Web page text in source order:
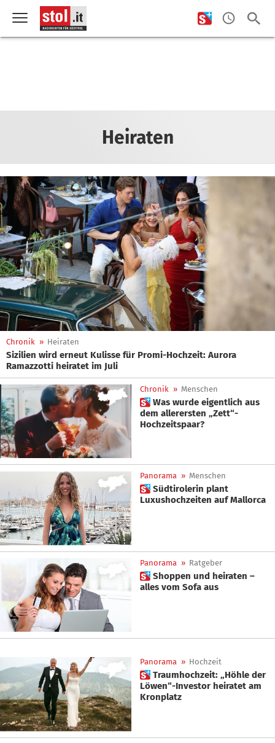
Heiraten
Chronik » Heiraten
Sizilien wird erneut Kulisse für Promi-Hochzeit: Aurora
Ramazzotti heiratet im Juli
Chronik » Menschen
 Was wurde eigentlich aus
dem allerersten „Zett“-
Hochzeitspaar?
Panorama » Menschen
 Südtirolerin plant
Luxushochzeiten auf Mallorca
Panorama » Ratgeber
 Shoppen und heiraten –
alles vom Sofa aus
Panorama » Hochzeit
 Traumhochzeit: „Höhle der
Löwen“-Investor heiratet am
Kronplatz